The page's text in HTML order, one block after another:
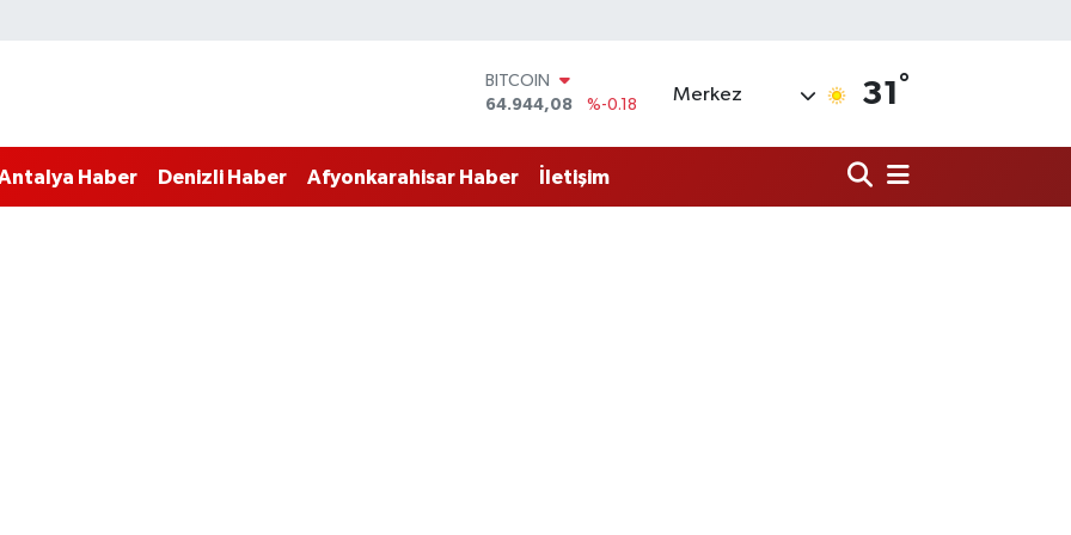
DOLAR
47,7436
%0.18
STERLİN
Merkez 31 °
Haber Denizli Haber Afyonkarahisar Haber İletişim